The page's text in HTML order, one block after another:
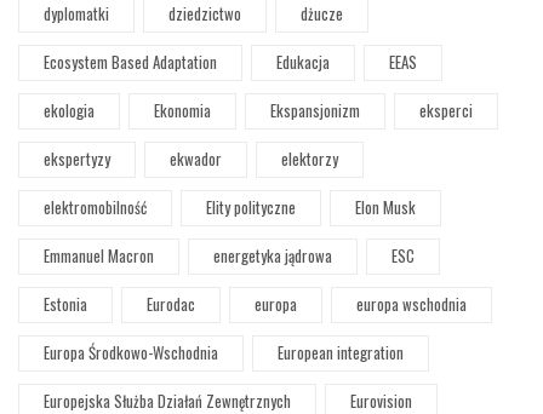
dyplomatki
dziedzictwo
dżucze
Ecosystem Based Adaptation
Edukacja
EEAS
ekologia
Ekonomia Ekspansjonizm
eksperci
ekspertyzy
ekwador
elektorzy
elektromobilność
Elity polityczne
Elon Musk
Emmanuel Macron
energetyka jądrowa
ESC
Estonia
Eurodac europa
europa wschodnia
Europa Środkowo-Wschodnia
European integration
Europejska Służba Działań Zewnętrznych
Eurovision